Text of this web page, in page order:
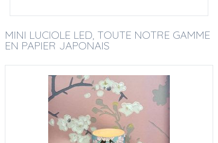
MINI LUCIOLE LED, TOUTE NOTRE GAMME
EN PAPIER JAPONAIS